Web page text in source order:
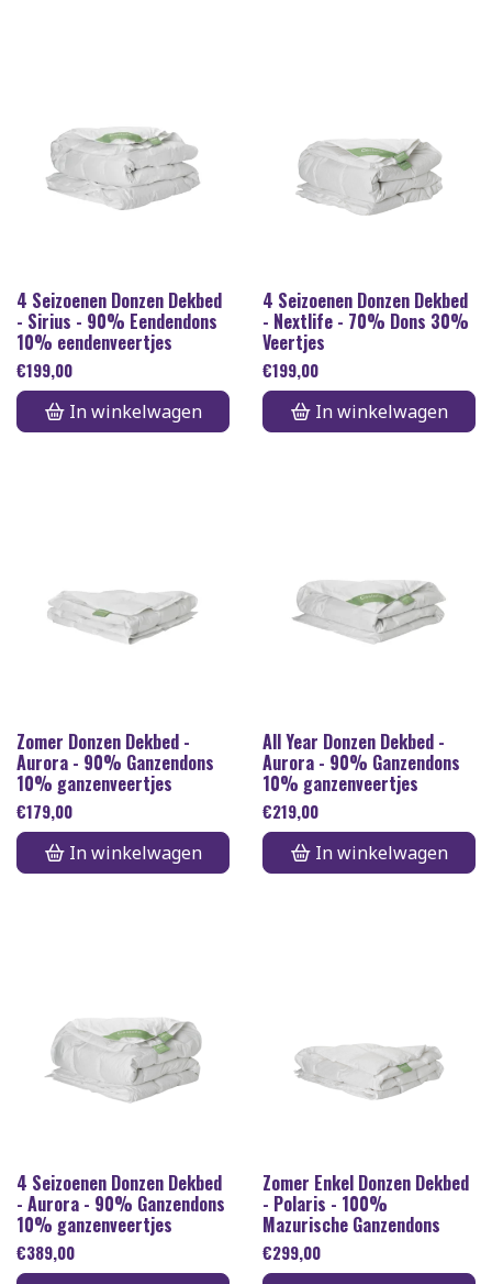
4 Seizoenen Donzen Dekbed
- Sirius - 90% Eendendons
10% eendenveertjes
€199,00
In winkelwagen
4 Seizoenen Donzen Dekbed
- Nextlife - 70% Dons 30%
Veertjes
€199,00
In winkelwagen
Zomer Donzen Dekbed -
Aurora - 90% Ganzendons
10% ganzenveertjes
€179,00
In winkelwagen
All Year Donzen Dekbed -
Aurora - 90% Ganzendons
10% ganzenveertjes
€219,00
In winkelwagen
4 Seizoenen Donzen Dekbed
- Aurora - 90% Ganzendons
10% ganzenveertjes
€389,00
Zomer Enkel Donzen Dekbed
- Polaris - 100%
Mazurische Ganzendons
€299,00